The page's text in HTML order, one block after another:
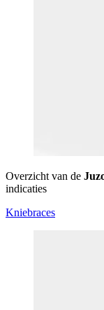
Overzicht van de
indicaties
Kniebraces